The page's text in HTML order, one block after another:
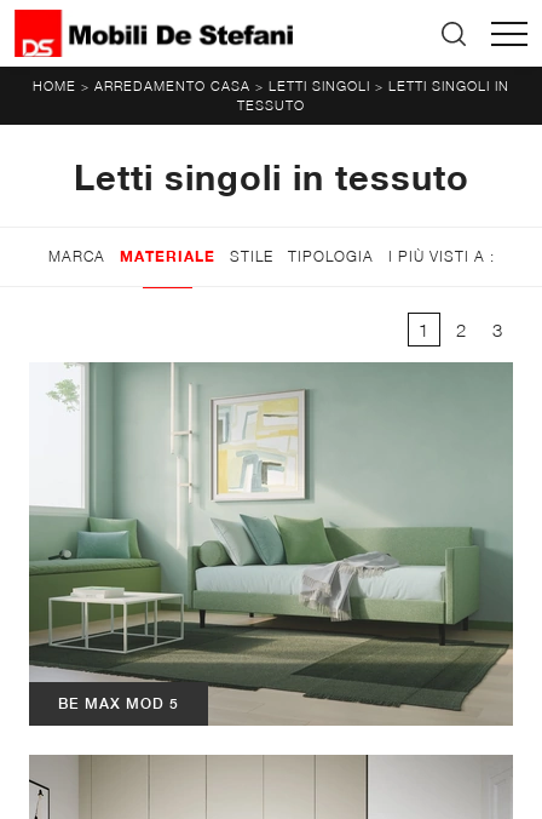
HOME > ARREDAMENTO CASA > LETTI SINGOLI > LETTI SINGOLI IN
TESSUTO
Letti singoli in tessuto
MARCA MATERIALE STILE TIPOLOGIA I PIÙ VISTI A :
1 2 3
BE MAX MOD 5